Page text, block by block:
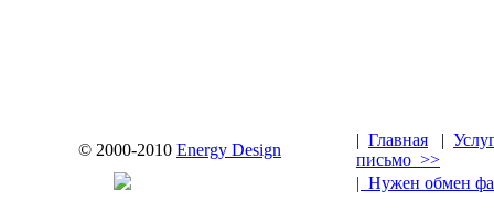
© 2000-2010 Energy Design
| Главная |
письмо >>
| Нужен обмен